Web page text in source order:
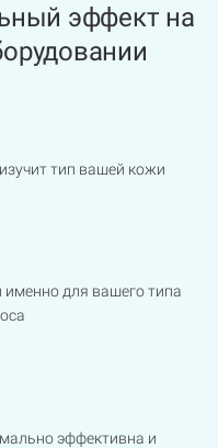
эффект на
тип вашей кожи
именно для вашего типа
эффективна и